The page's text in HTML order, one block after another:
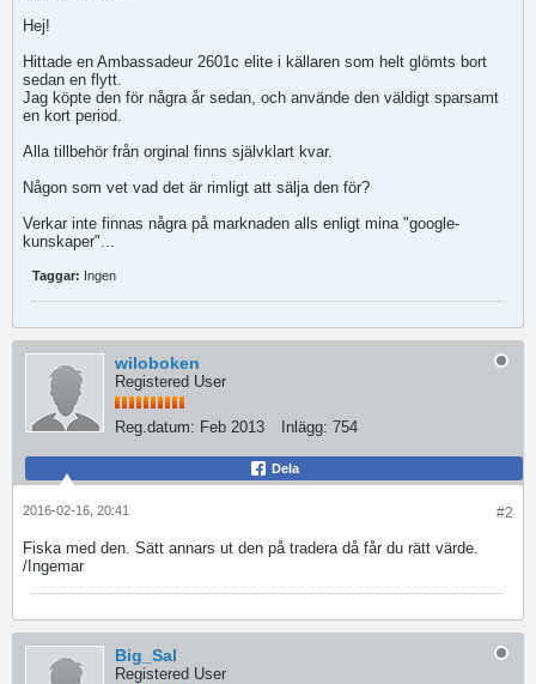
Hej!
Hittade en Ambassadeur 2601c elite i källaren som helt glömts bort
sedan en flytt.
Jag köpte den för några år sedan, och använde den väldigt sparsamt
en kort period.
Alla tillbehör från orginal finns självklart kvar.
Någon som vet vad det är rimligt att sälja den för?
Verkar inte finnas några på marknaden alls enligt mina "google-
kunskaper"...
Taggar: Ingen
wiloboken
Registered User
Reg.datum: Feb 2013 Inlägg: 754
Dela
#2
2016-02-16, 20:41
Fiska med den. Sätt annars ut den på tradera då får du rätt värde.
/Ingemar
Big_Sal
Registered User